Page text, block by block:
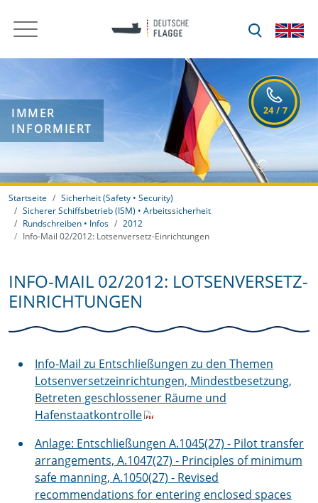
IMMER
INFORMIERT
Startseite
Sicherheit (Safety • Security)
Sicherer Schiffsbetrieb (ISM) • Arbeitssicherheit
Rundschreiben • Infos
2012
Info-Mail 02/2012: Lotsenversetz-Einrichtungen
INFO-MAIL 02/2012: LOTSENVERSETZ-
EINRICHTUNGEN
Info-Mail zu Entschließungen zu den Themen
Lotsenversetzeinrichtungen, Mindestbesetzung,
Betreten geschlossener Räume und
Hafenstaatkontrolle
Anlage: Entschließungen A.1045(27) - Pilot transfer
arrangements, A.1047(27) - Principles of minimum
safe manning, A.1050(27) - Revised
recommendations for entering enclosed spaces